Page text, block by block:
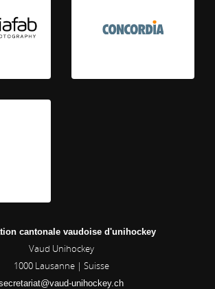
cantonale vaudoise d'unihockey
Vaud Unihockey
1000 Lausanne | Suisse
unihockey.ch